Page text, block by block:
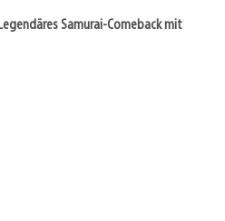
Samurai-Comeback mit